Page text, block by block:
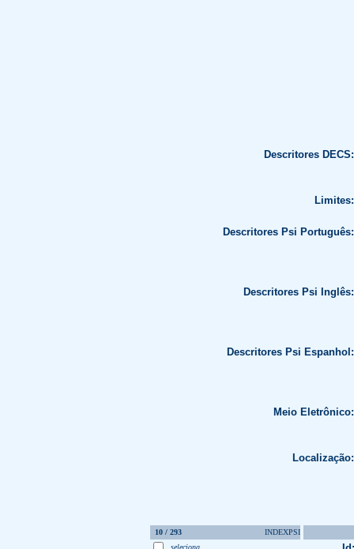
Descritores DECS:
Limites:
Descritores Psi Português:
Descritores Psi Inglês:
Descritores Psi Espanhol:
Meio Eletrônico:
Localização:
10 / 293
INDEXPSI
seleciona